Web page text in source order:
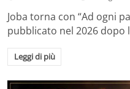
Joba torna con “Ad ogni
pubblicato nel 2026 dopo
Leggi di più